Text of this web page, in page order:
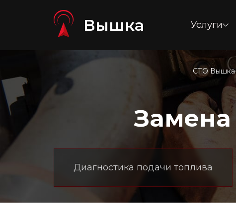
Вышка Услуги
СТО Вышка
Замена
Диагностика подачи топлива